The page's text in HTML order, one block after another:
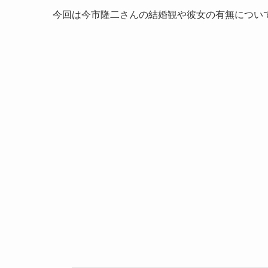
今回は今市隆二さんの結婚観や彼女の有無につい